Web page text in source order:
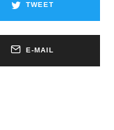
TWEET
E-MAIL